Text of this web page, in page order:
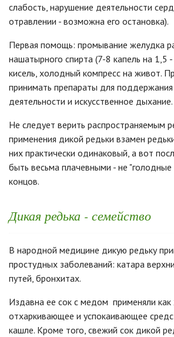
слабость, нарушение деятельности
отравлении - возможна его остановка).
Первая помощь: промывание желудка
нашатырного спирта (7-8 капель на 1,5
кисель, холодный компресс на живот.
принимать препараты для
деятельности и искусственное дыхание.
Не следует верить распространяемым
применения дикой редьки взамен
них практически одинаковый, а вот
быть весьма плачевными - не
концов.
Дикая редька - семейство
В народной медицине дикую редьку
простудных заболеваний: катара
путей, бронхитах.
Издавна ее сок с медом применяли
отхаркивающее и успокаивающее
кашле. Кроме того, свежий сок дикой